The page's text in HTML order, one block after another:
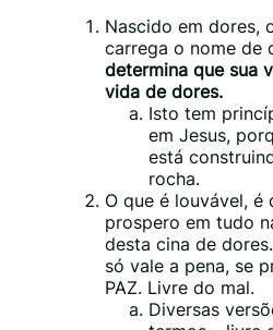
Nascido em dores,
carrega o nome de
determina que sua
vida de dores.
Isto tem
em Jesus,
está
rocha.
O que é louvável, é
prospero em tudo
desta cina de
só vale a pena, se
PAZ. Livre do mal.
Diversas